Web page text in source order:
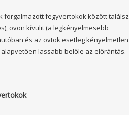
forgalmazott fegyvertokok között találsz
övön kívülit (a legkényelmesebb
és az övtok esetleg kényelmetlen
lassabb belőle az előrántás.